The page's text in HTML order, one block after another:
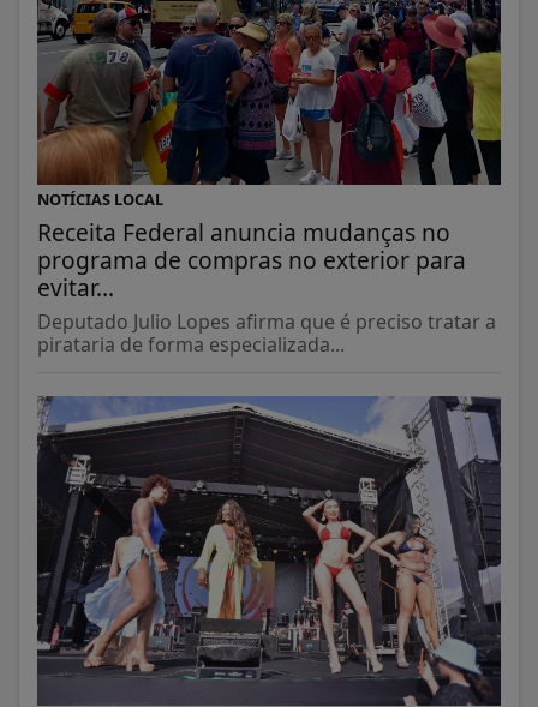
NOTÍCIAS LOCAL
Receita Federal anuncia mudanças no
programa de compras no exterior para
evitar...
Deputado Julio Lopes afirma que é preciso tratar a
pirataria de forma especializada...